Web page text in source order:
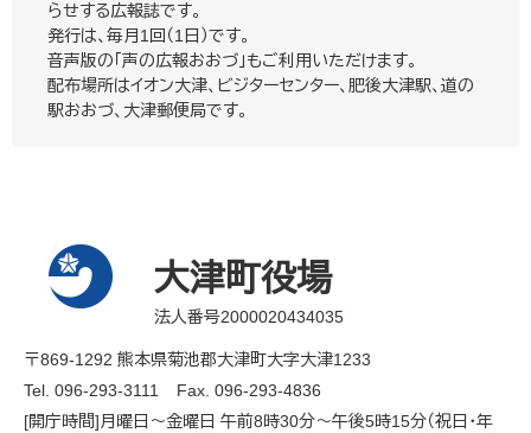
らせする広報誌です。
発行は、毎月1回（1日）です。
音声版の「声の広報おおづ」もご利用いただけます。
配布場所はイオン大津、ビジターセンター、肥後大津駅、道の
駅おおづ、大津郵便局です。
大津町役場
法人番号2000020434035
〒869-1292 熊本県菊池郡大津町大字大津1233
Tel. 096-293-3111
Fax. 096-293-4836
[開庁時間]月曜日～金曜日 午前8時30分～午後5時15分（祝日・年